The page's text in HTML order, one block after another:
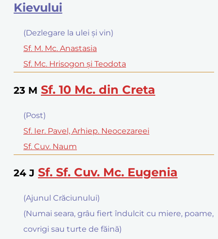
Kievului
(Dezlegare la ulei şi vin)
Sf. M. Mc. Anastasia
Sf. Mc. Hrisogon şi Teodota
23 M Sf. 10 Mc. din Creta
(Post)
Sf. Ier. Pavel, Arhiep. Neocezareei
Sf. Cuv. Naum
24 J Sf. Sf. Cuv. Mc. Eugenia
(Ajunul Crăciunului)
(Numai seara, grâu fiert îndulcit cu miere, poame,
covrigi sau turte de făină)